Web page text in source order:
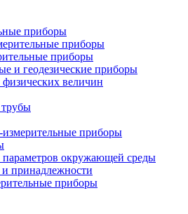
приборы
приборы
приборы
и геодезические приборы
величин
приборы
параметров окружающей среды
принадлежности
приборы